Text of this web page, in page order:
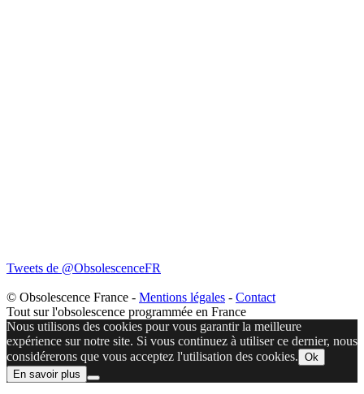
Tweets de @ObsolescenceFR
© Obsolescence France - Mentions légales - Contact
Tout sur l'obsolescence programmée en France
Nous utilisons des cookies pour vous garantir la meilleure
expérience sur notre site. Si vous continuez à utiliser ce dernier, nous
considérerons que vous acceptez l'utilisation des cookies. Ok
En savoir plus